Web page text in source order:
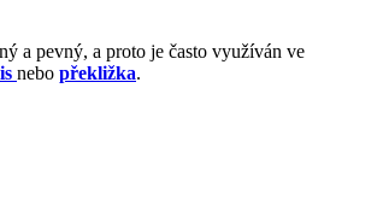
a pevný, a proto je často využíván ve
nebo překližka.